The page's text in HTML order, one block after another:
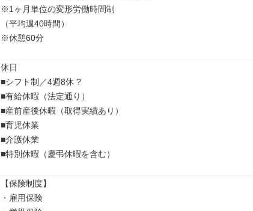
※1ヶ月単位の変形労働時間制
（平均週40時間）
※休憩60分
休日
■シフト制／4週8休 ?
■有給休暇（法定通り）
■産前産後休暇（取得実績あり）
■育児休業
■介護休業
■特別休暇（慶弔休暇を含む）
【保険制度】
・雇用保険